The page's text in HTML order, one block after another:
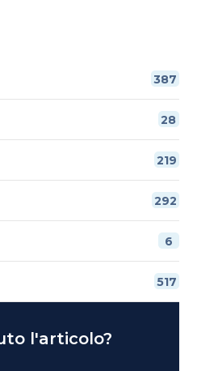
387
28
219
292
6
517
l'articolo?